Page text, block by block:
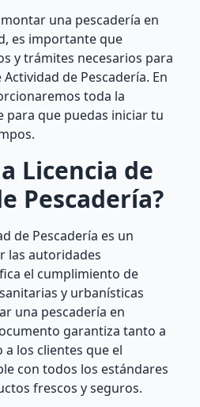
una pescadería en
es importante que
y trámites necesarios para
de Pescadería. En
toda la
que puedas iniciar tu
Licencia de
Pescadería?
de Pescadería es un
las autoridades
el cumplimiento de
y urbanísticas
una pescadería en
garantiza tanto a
los clientes que el
con todos los estándares
frescos y seguros.